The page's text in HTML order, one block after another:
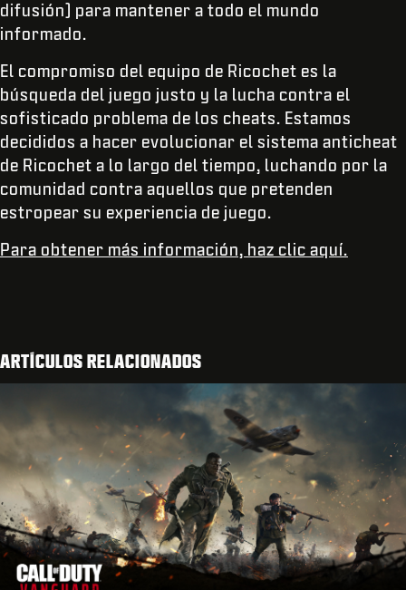
difusión) para mantener a todo el mundo
informado.
El compromiso del equipo de Ricochet es la
búsqueda del juego justo y la lucha contra el
sofisticado problema de los cheats. Estamos
decididos a hacer evolucionar el sistema anticheat
de Ricochet a lo largo del tiempo, luchando por la
comunidad contra aquellos que pretenden
estropear su experiencia de juego.
Para obtener más información, haz clic aquí.
ARTÍCULOS RELACIONADOS